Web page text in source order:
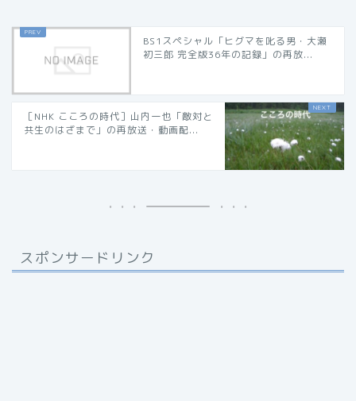
BS1スペシャル「ヒグマを叱る男・大瀬
初三郎 完全版36年の記録」の再放...
［NHK こころの時代］山内一也「敵対と
共生のはざまで」の再放送・動画配...
スポンサードリンク